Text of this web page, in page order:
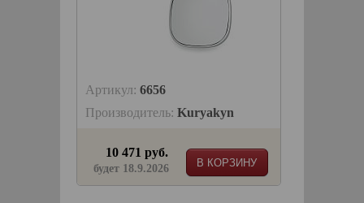
Артикул: 6656
Производитель: Kuryakyn
В КОРЗИНУ
10 471 руб.
будет 18.9.2026